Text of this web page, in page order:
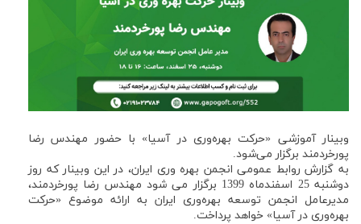
وبینار آموزشی «حركت بهره‌وری در آسیا» با حضور مهندس رضا
پورخردمند برگزار می‌شود.
به گزارش روابط عمومی انجمن بهره وری ایران، در اين وبينار كه روز
دوشنبه 25 اسفندماه 1399 برگزار می شود مهندس رضا پورخردمند،
مدیرعامل انجمن توسعه بهره‌وری ایران به ارائه موضوع «حركت
بهره‌وری در آسیا» خواهد پرداخت.